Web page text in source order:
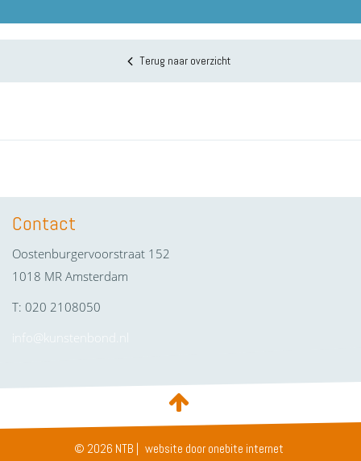
Terug naar overzicht
Contact
Oostenburgervoorstraat 152
1018 MR Amsterdam
T: 020 2108050
info@kunstenbond.nl
© 2026 NTB | website door onebite internet